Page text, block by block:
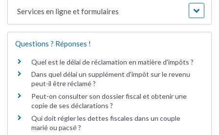
Services en ligne et formulaires
Questions ? Réponses !
Quel est le délai de réclamation en matière d'impôts ?
Dans quel délai un supplément d'impôt sur le revenu
peut-il être réclamé ?
Peut-on consulter son dossier fiscal et obtenir une
copie de ses déclarations ?
Qui doit régler les dettes fiscales dans un couple
marié ou pacsé ?